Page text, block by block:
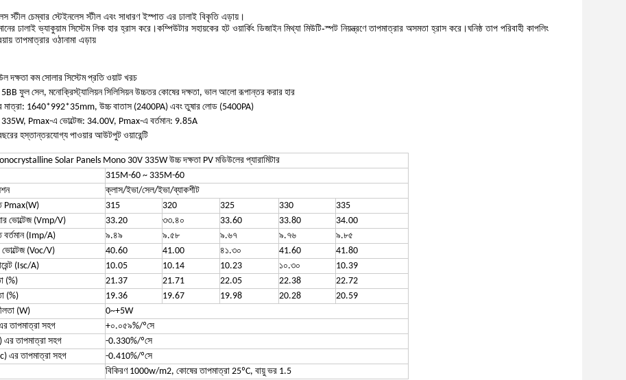
স্টীল চেম্বার স্টেইনলেস স্টীল এবং সাধারণ ইস্পাত এর ঢালাই বিকৃতি এড়ায়।
ঢালাই ভ্যাকুয়াম সিস্টেম লিক হার হ্রাস করে।কম্পিউটার সহায়কের হট ওয়ার্কিং ডিজাইন মিথ্যা মিউটি-স্পট নিয়ন্ত্রণে তাপমাত্রার অসমতা হ্রাস করে।ঘনিষ্ঠ তাপ পরিবাহী কাপলিং
তাপমাত্রার ওঠানামা এড়ায়
দক্ষতা কম সোলার সিস্টেম প্রতি ওয়াট খরচ
ফুল সেল, মনোক্রিস্ট্যালিয়ন সিলিসিয়ন উচ্চতর কোষের দক্ষতা, ভাল আলো রূপান্তর করার হার
মাত্রা: 1640*992*35mm, উচ্চ বাতাস (2400PA) এবং তুষার লোড (5400PA)
335W, Pmax-এ ভোল্টেজ: 34.00V, Pmax-এ বর্তমান: 9.85A
হস্তান্তরযোগ্য পাওয়ার আউটপুট ওয়ারেন্টি
Solar Panels Mono 30V 335W উচ্চ দক্ষতা PV মডিউলের প্যারামিটার
315M-60 ~ 335M-60
ক্লাস/ইভা/সেল/ইভা/ব্যাকশীট
Pmax(W)
315 320 325 330
335
ভোল্টেজ (Vmp/V)
33.20 ৩৩.৪০ 33.60 33.80
34.00
বর্তমান (Imp/A)
৯.৪৯ ৯.৫৮ ৯.৬৭ ৯.৭৬
৯.৮৫
ভোল্টেজ (Voc/V)
40.60 41.00 ৪১.৩০ 41.60
41.80
(Isc/A)
10.05 10.14 10.23 ১০.৩০
10.39
(%)
21.37 21.71 22.05 22.38
22.72
(%)
19.36 19.67 19.98 20.28
20.59
(W)
0~+5W
তাপমাত্রা সহগ
+০.০৫৯%/ºসে
তাপমাত্রা সহগ
-0.330%/ºসে
এর তাপমাত্রা সহগ
-0.410%/ºসে
বিকিরণ 1000w/m2, কোষের তাপমাত্রা 25ºC, বায়ু ভর 1.5